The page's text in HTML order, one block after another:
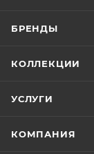
БРЕНДЫ
КОЛЛЕКЦИИ
УСЛУГИ
КОМПАНИЯ